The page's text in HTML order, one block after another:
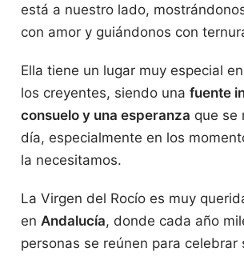
está a nuestro lado,
con amor y guiándonos con
Ella tiene un lugar muy especial
los creyentes, siendo una fuente
consuelo y una esperanza que se
día, especialmente en los
la necesitamos.
La Virgen del Rocío es muy
en Andalucía, donde cada año
personas se reúnen para celebrar